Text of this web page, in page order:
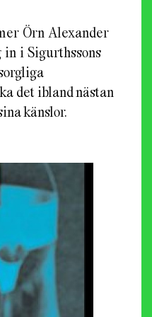
Örn Alexander
in i Sigurthssons
det ibland nästan
känslor.